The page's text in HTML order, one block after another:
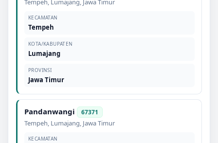
Tempeh, Lumajang, Jawa Timur
KECAMATAN
Tempeh
KOTA/KABUPATEN
Lumajang
PROVINSI
Jawa Timur
Pandanwangi 67371
Tempeh, Lumajang, Jawa Timur
KECAMATAN